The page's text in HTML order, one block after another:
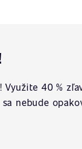
40 %
nebude